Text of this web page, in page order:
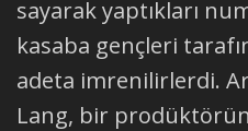
sayarak yaptıkları
kasaba gençleri
adeta imrenilirlerdi.
Lang, bir